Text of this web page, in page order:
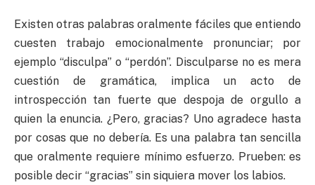
Existen otras palabras oralmente fáciles que entiendo
cuesten trabajo emocionalmente pronunciar; por
ejemplo “disculpa” o “perdón”. Disculparse no es mera
cuestión de gramática, implica un acto de
introspección tan fuerte que despoja de orgullo a
quien la enuncia. ¿Pero, gracias? Uno agradece hasta
por cosas que no debería. Es una palabra tan sencilla
que oralmente requiere mínimo esfuerzo. Prueben: es
posible decir “gracias” sin siquiera mover los labios.